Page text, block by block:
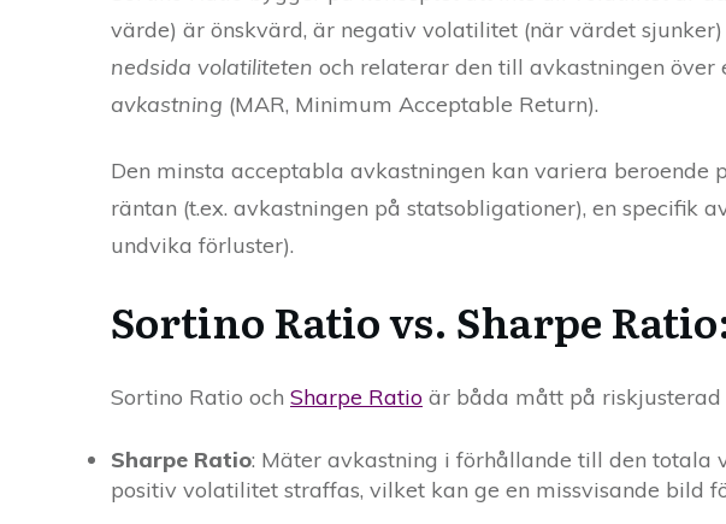
värde) är önskvärd, är negativ volatilitet (när värdet
nedsida volatiliteten och relaterar den till avkastningen
avkastning (MAR, Minimum Acceptable Return).
Den minsta acceptabla avkastningen kan variera
räntan (t.ex. avkastningen på statsobligationer), en specifik
undvika förluster).
Sortino Ratio vs. Sharpe
Sortino Ratio och Sharpe Ratio är båda mått på riskjusterad
Sharpe Ratio: Mäter avkastning i förhållande till den totala
positiv volatilitet straffas, vilket kan ge en missvisande bild